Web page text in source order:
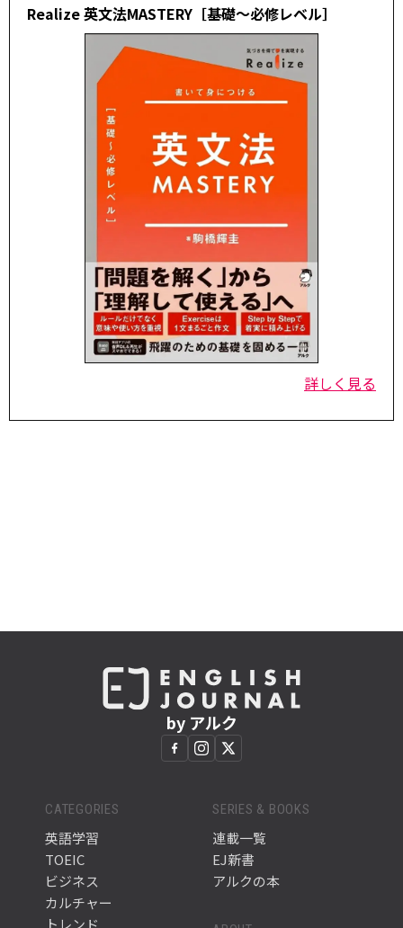
Realize 英文法MASTERY［基礎～必修レベル］
詳しく見る
by アルク
CATEGORIES
英語学習
TOEIC
ビジネス
カルチャー
トレンド
SERIES & BOOKS
連載一覧
EJ新書
アルクの本